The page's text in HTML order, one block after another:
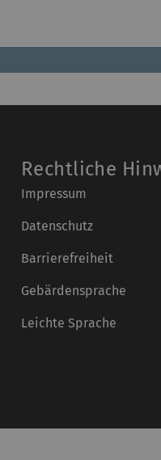
Rechtliche
Impressum
Datenschutz
Barrierefreiheit
Gebärdensprache
Leichte Sprache